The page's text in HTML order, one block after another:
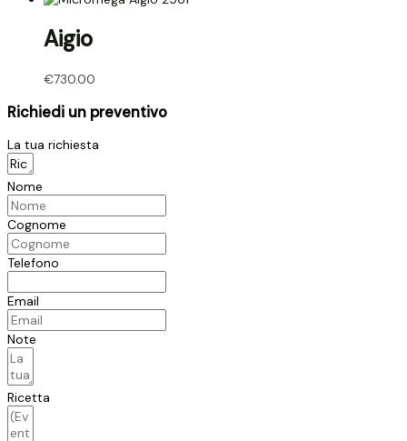
Aigio
€730.00
Richiedi un preventivo
La tua richiesta
Nome
Cognome
Telefono
Email
Note
Ricetta